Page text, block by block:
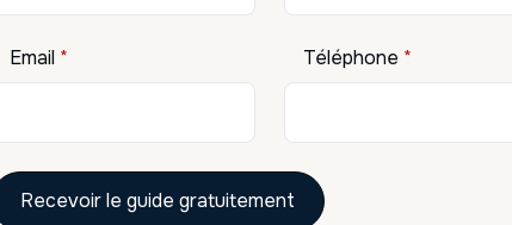
SCPI
Accès aux meilleures SCPI du marché. Revenus
locatifs réguliers. Diversification immédiate en
immobilier.
Email * Téléphone *